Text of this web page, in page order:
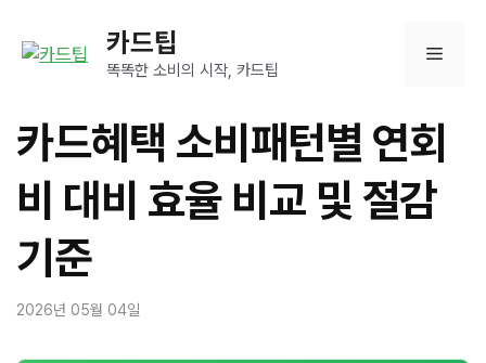
카드팁
똑똑한 소비의 시작, 카드팁
메
뉴
카드혜택 소비패턴별 연회
비 대비 효율 비교 및 절감
기준
2026년 05월 04일